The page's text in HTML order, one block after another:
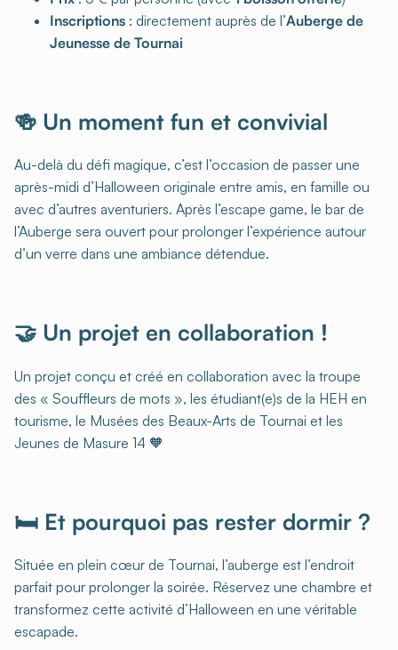
Inscriptions : directement auprès de l’Auberge de
Jeunesse de Tournai
🍻 Un moment fun et convivial
Au-delà du défi magique, c’est l’occasion de passer une
après-midi d’Halloween originale entre amis, en famille ou
avec d’autres aventuriers. Après l’escape game, le bar de
l’Auberge sera ouvert pour prolonger l’expérience autour
d’un verre dans une ambiance détendue.
🤝 Un projet en collaboration !
Un projet conçu et créé en collaboration avec la troupe
des « Souffleurs de mots », les étudiant(e)s de la HEH en
tourisme, le Musées des Beaux-Arts de Tournai et les
Jeunes de Masure 14 🧡
🛏️ Et pourquoi pas rester dormir ?
Située en plein cœur de Tournai, l’auberge est l’endroit
parfait pour prolonger la soirée. Réservez une chambre et
transformez cette activité d’Halloween en une véritable
escapade.